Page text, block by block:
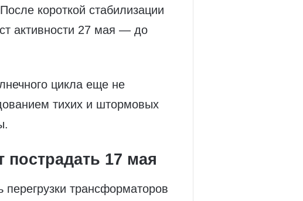
короткой стабилизации
активности 27 мая — до
цикла еще не
тихих и штормовых
17 мая
трансформаторов